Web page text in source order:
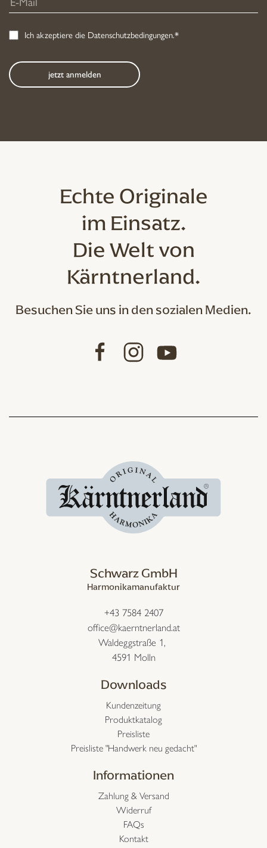
Ich akzeptiere die Datenschutzbedingungen.*
Echte Originale
im Einsatz.
Die Welt von
Kärntnerland.
Besuchen Sie uns in den sozialen Medien.
Schwarz GmbH
Harmonikamanufaktur
+43 7584 2407
office@kaerntnerland.at
Waldeggstraße 1,
4591 Molln
Downloads
Kundenzeitung
Produktkatalog
Preisliste
Preisliste "Handwerk neu gedacht"
Informationen
Zahlung & Versand
Widerruf
FAQs
Kontakt